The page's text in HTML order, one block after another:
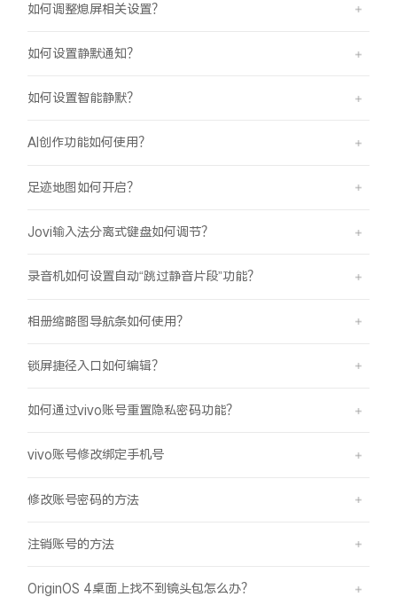
如何调整熄屏相关设置？
如何设置静默通知？
如何设置智能静默？
AI创作功能如何使用？
足迹地图如何开启？
Jovi输入法分离式键盘如何调节？
录音机如何设置自动“跳过静音片段”功能？
相册缩略图导航条如何使用？
锁屏捷径入口如何编辑？
如何通过vivo账号重置隐私密码功能？
vivo账号修改绑定手机号
修改账号密码的方法
注销账号的方法
OriginOS 4桌面上找不到镜头包怎么办？